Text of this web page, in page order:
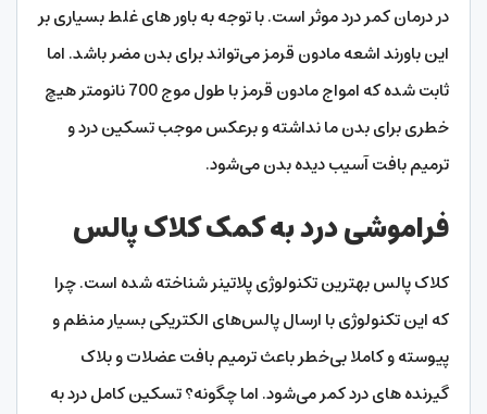
در درمان کمر درد موثر است. با توجه به باور های غلط بسیاری بر
این باورند اشعه مادون قرمز می‌تواند برای بدن مضر باشد. اما
ثابت شده که امواج مادون قرمز با طول موج 700 نانومتر هیچ
خطری برای بدن ما نداشته و برعکس موجب تسکین درد و
ترمیم بافت آسیب دیده بدن می‌شود.
فراموشی درد به کمک کلاک پالس
کلاک پالس بهترین تکنولوژی پلاتینر شناخته شده است. چرا
که این تکنولوژی با ارسال پالس‌های الکتریکی بسیار منظم و
پیوسته و کاملا بی‌خطر باعث ترمیم بافت عضلات و بلاک
گیرنده های درد کمر می‌شود. اما چگونه؟ تسکین کامل درد به